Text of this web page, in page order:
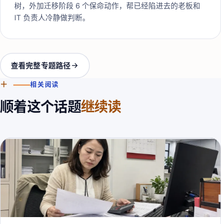
树，外加迁移阶段 6 个保命动作，帮已经陷进去的老板和
IT 负责人冷静做判断。
查看完整专题路径
＋
相关阅读
顺着这个话题继续读